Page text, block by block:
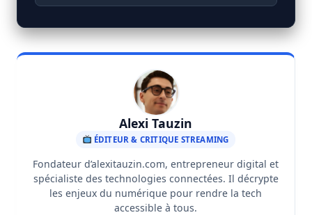
Alexi Tauzin
ÉDITEUR & CRITIQUE STREAMING
Fondateur d’alexitauzin.com, entrepreneur digital et
spécialiste des technologies connectées. Il décrypte
les enjeux du numérique pour rendre la tech
accessible à tous.